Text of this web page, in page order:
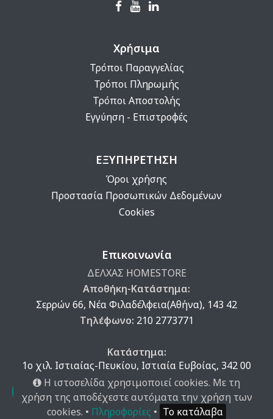
Χρήσιμα
Τρόποι Παραγγελίας
Τρόποι Πληρωμής
Τρόποι Αποστολής
Εγγύηση - Επιστροφές
ΕΞΥΠΗΡΕΤΗΣΗ
Όροι χρήσης
Προστασία Προσωπικών Δεδομένων
Cookies
Επικοινωνία
ΔΕΛΧΑΣ HOMESTORE
Αποθήκη-Κατάστημα:
Σερρών 66, Νέα Φιλαδέλφεια(Αθήνα), 143 42
Τηλέφωνο: 210 2773771
Κατάστημα:
1ο χιλ. Ιστιαίας-Πευκίου, Ιστιαία Ευβοίας, 342 00
Τηλέφωνο: 222 605 3850
Η ιστοσελίδα χρησιμοποιεί cookies. Με τη
χρήση της αποδέχεστε αυτόματα την χρήση των
cookies. • Πληροφορίες • Το κατάλαβα